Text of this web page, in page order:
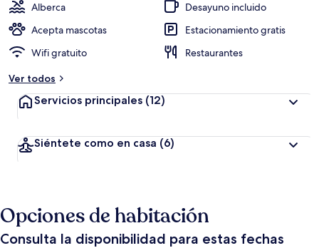
Alberca
Desayuno incluido
Acepta mascotas
Estacionamiento gratis
Wifi gratuito
Restaurantes
Ver todos
Servicios principales (12)
Siéntete como en casa (6)
Opciones de habitación
Consulta la disponibilidad para estas fechas